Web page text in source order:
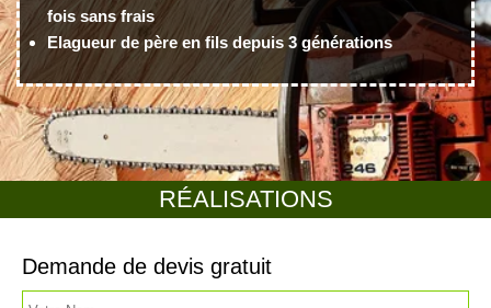
RÉALISATIONS
fois sans frais
Elagueur de père en fils depuis 3 générations
Demande de devis gratuit